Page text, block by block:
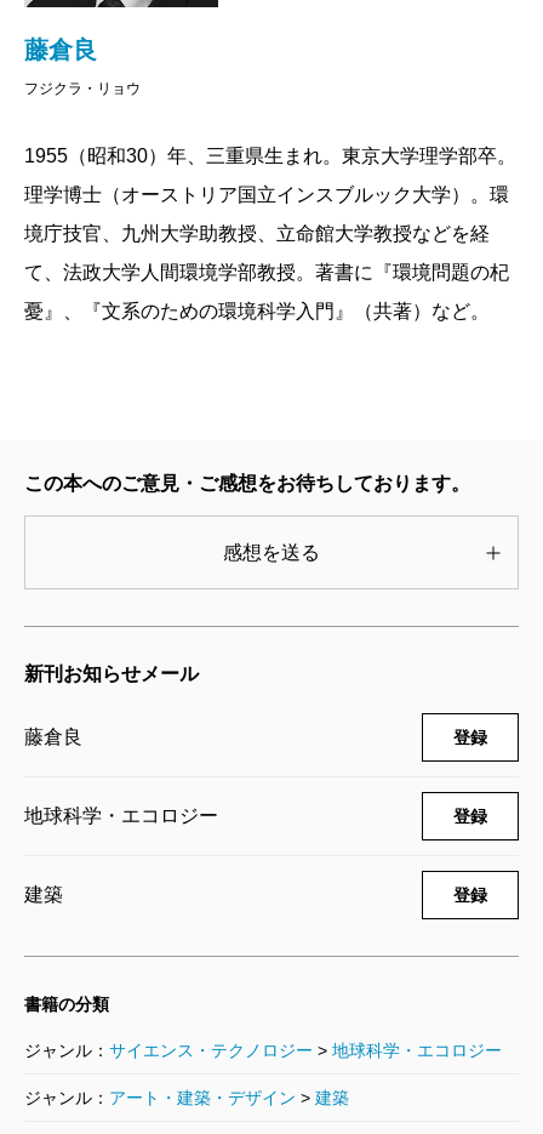
藤倉良
フジクラ・リョウ
1955（昭和30）年、三重県生まれ。東京大学理学部卒。
理学博士（オーストリア国立インスブルック大学）。環
境庁技官、九州大学助教授、立命館大学教授などを経
て、法政大学人間環境学部教授。著書に『環境問題の杞
憂』、『文系のための環境科学入門』（共著）など。
この本へのご意見・ご感想をお待ちしております。
感想を送る
新刊お知らせメール
藤倉良 登録
地球科学・エコロジー 登録
建築 登録
書籍の分類
ジャンル： サイエンス・テクノロジー > 地球科学・エコロジー
ジャンル： アート・建築・デザイン > 建築